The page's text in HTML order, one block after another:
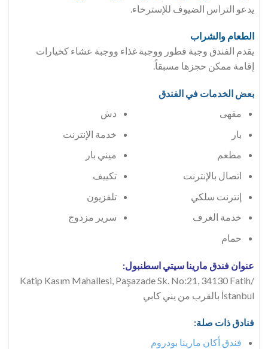
يدعو التراس الضيوف للإسترخاء.
الطعام والشراب
يقدم الفندق وجبة فطور ووجبة غذاء ووجبة عشاء كخيارات
إقامة ممكن حجزها مسبقاً.
بعض الخدمات في الفندق
مقهى
بار
مطعم
اتصال بالإنترنت
إنترنت سلكي
خدمة الغرف
حمام
دش
خدمة الإنترنت
ميني بار
تكييف
تلفزيون
سرير مزدوج
عنوان فندق مارينا سيتي اسطنبول:
Katip Kasım Mahallesi, Paşazade Sk. No:21, 34130 Fatih/
İstanbul بالقرب من يني كابي
فنادق ذات صلة:
فندق أكان مارينا بودروم